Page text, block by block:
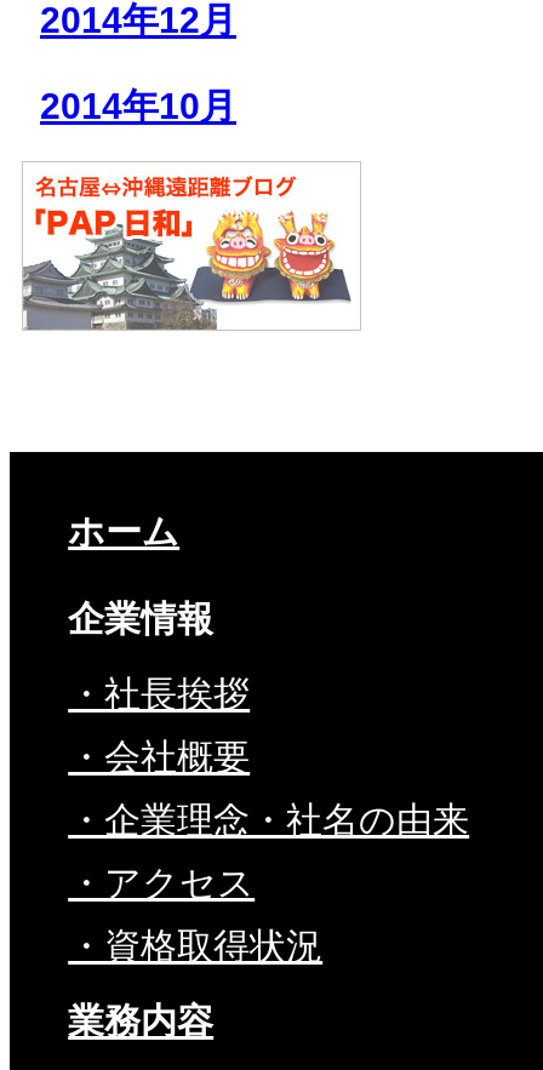
2014年12月
2014年10月
ホーム
企業情報
・社長挨拶
・会社概要
・企業理念・社名の由来
・アクセス
・資格取得状況
業務内容